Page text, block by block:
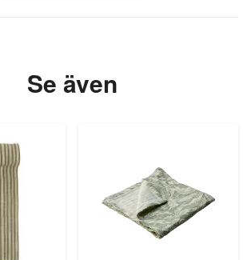
Se även